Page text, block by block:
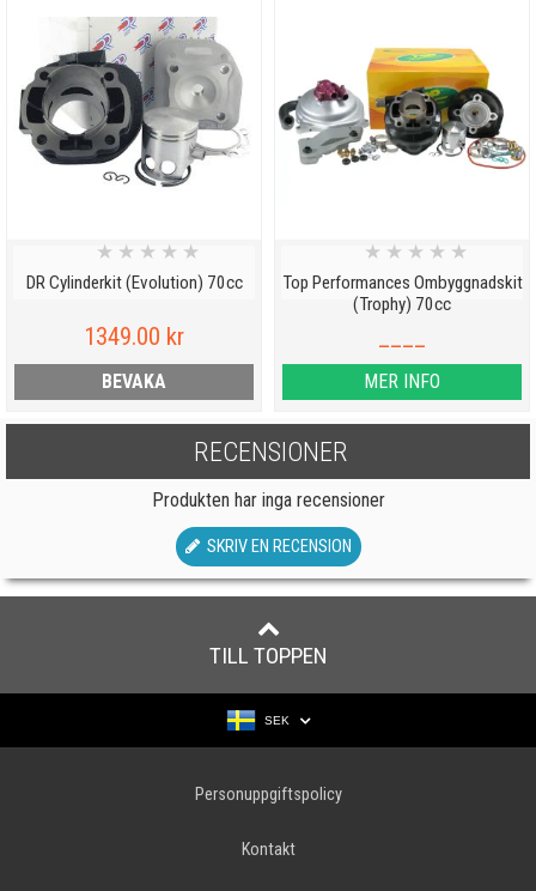
DR Cylinderkit (Evolution) 70cc
★ ★ ★ ★ ★
1349.00 kr
BEVAKA
Top Performances Ombyggnadskit
(Trophy) 70cc
★ ★ ★ ★ ★
MER INFO
RECENSIONER
Produkten har inga recensioner
SKRIV EN RECENSION
TILL TOPPEN
SEK
Personuppgiftspolicy
Kontakt